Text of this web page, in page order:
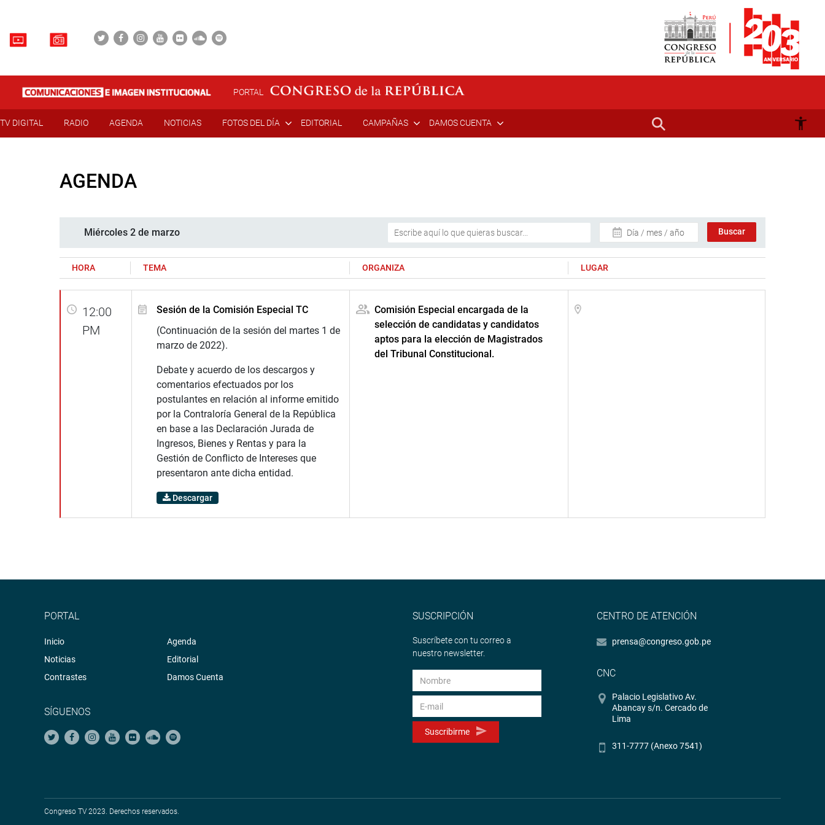
PORTAL
TV DIGITAL RADIO AGENDA NOTICIAS FOTOS DEL DÍA EDITORIAL CAMPAÑAS DAMOS CUENTA
AGENDA
Miércoles 2 de marzo Día / mes / año
HORA TEMA ORGANIZA LUGAR
12:00
PM
Sesión de la Comisión Especial TC
(Continuación de la sesión del martes 1 de
marzo de 2022).
Debate y acuerdo de los descargos y
comentarios efectuados por los
postulantes en relación al informe emitido
por la Contraloría General de la República
en base a las Declaración Jurada de
Ingresos, Bienes y Rentas y para la
Gestión de Conflicto de Intereses que
presentaron ante dicha entidad.
Descargar
Comisión Especial encargada de la
selección de candidatas y candidatos
aptos para la elección de Magistrados
del Tribunal Constitucional.
PORTAL
Inicio
Noticias
Contrastes
Agenda
Editorial
Damos Cuenta
SÍGUENOS
SUSCRIPCIÓN
Suscríbete con tu correo a
nuestro newsletter.
Suscribirme
CENTRO DE ATENCIÓN
prensa@congreso.gob.pe
CNC
Palacio Legislativo Av.
Abancay s/n. Cercado de
Lima
311-7777 (Anexo 7541)
Congreso TV 2023. Derechos reservados.